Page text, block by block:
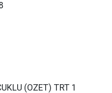
(OZET) TRT 1